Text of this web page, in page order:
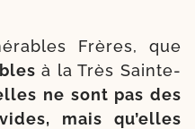
Frères, que
à la Très Sainte-​
ne sont pas des
mais qu’elles